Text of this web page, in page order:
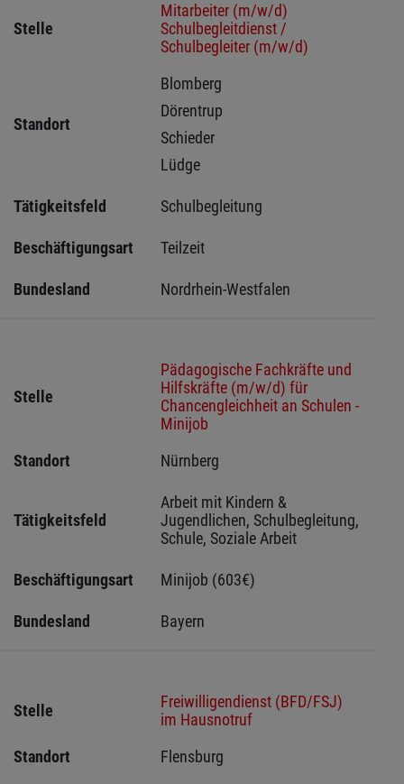
Stelle
Mitarbeiter (m/w/d)
Schulbegleitdienst /
Schulbegleiter (m/w/d)
Standort
Blomberg
Dörentrup
Schieder
Lüdge
Tätigkeitsfeld Schulbegleitung
Beschäftigungsart Teilzeit
Bundesland Nordrhein-Westfalen
Stelle
Pädagogische Fachkräfte und
Hilfskräfte (m/w/d) für
Chancengleichheit an Schulen -
Minijob
Standort
Nürnberg
Tätigkeitsfeld
Arbeit mit Kindern &
Jugendlichen, Schulbegleitung,
Schule, Soziale Arbeit
Beschäftigungsart Minijob (603€)
Bundesland Bayern
Stelle
Freiwilligendienst (BFD/FSJ)
im Hausnotruf
Standort
Flensburg